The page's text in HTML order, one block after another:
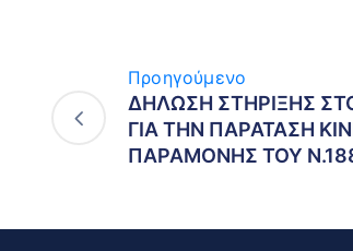
Προηγούμενο
ΔΗΛΩΣΗ ΣΤΗΡΙΞΗΣ
ΓΙΑ ΤΗΝ ΠΑΡΑΤΑΣΗ
ΠΑΡΑΜΟΝΗΣ ΤΟΥ